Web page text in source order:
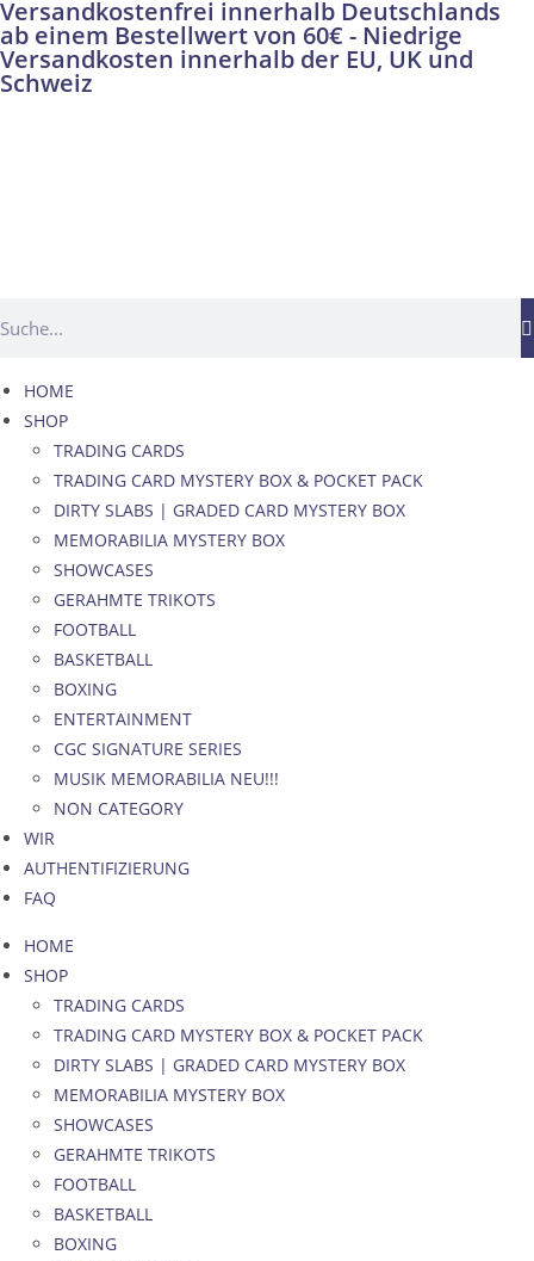
Versandkostenfrei innerhalb Deutschlands
ab einem Bestellwert von 60€ - Niedrige
Versandkosten innerhalb der EU, UK und
Schweiz
HOME
SHOP
TRADING CARDS
TRADING CARD MYSTERY BOX & POCKET PACK
DIRTY SLABS | GRADED CARD MYSTERY BOX
MEMORABILIA MYSTERY BOX
SHOWCASES
GERAHMTE TRIKOTS
FOOTBALL
BASKETBALL
BOXING
ENTERTAINMENT
CGC SIGNATURE SERIES
MUSIK MEMORABILIA NEU!!!
NON CATEGORY
WIR
AUTHENTIFIZIERUNG
FAQ
HOME
SHOP
TRADING CARDS
TRADING CARD MYSTERY BOX & POCKET PACK
DIRTY SLABS | GRADED CARD MYSTERY BOX
MEMORABILIA MYSTERY BOX
SHOWCASES
GERAHMTE TRIKOTS
FOOTBALL
BASKETBALL
BOXING